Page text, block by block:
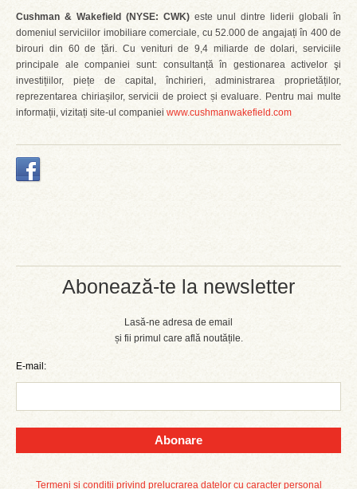
Abonează-te la newsletter
Lasă-ne adresa de email
și fii primul care află noutățile.
E-mail:
Abonare
Termeni și condiții privind prelucrarea datelor cu caracter personal
Cushman & Wakefield (NYSE: CWK)este unul dintre liderii globali în
domeniul serviciilor imobiliare comerciale, cu 52.000 de angajați în 400 de
birouri din 60 de țări. Cu venituri de 9,4 miliarde de dolari, serviciile
principale ale companiei sunt: consultanță în gestionarea activelor şi
investițiilor, piețe de capital, închirieri, administrarea proprietăților,
reprezentarea chiriașilor, servicii de proiect și evaluare. Pentru mai multe
informații, vizitați site-ul companiei www.cushmanwakefield.com